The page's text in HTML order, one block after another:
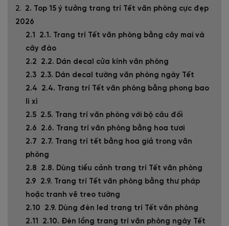
2. Top 15 ý tưởng trang trí Tết văn phòng cực đẹp
2026
2.1. Trang trí Tết văn phòng bằng cây mai và
cây đào
2.2. Dán decal cửa kính văn phòng
2.3. Dán decal tường văn phòng ngày Tết
2.4. Trang trí Tết văn phòng bằng phong bao
lì xì
2.5. Trang trí văn phòng với bộ câu đối
2.6. Trang trí văn phòng bằng hoa tươi
2.7. Trang trí tết bằng hoa giả trong văn
phòng
2.8. Dùng tiểu cảnh trang trí Tết văn phòng
2.9. Trang trí Tết văn phòng bằng thư pháp
hoặc tranh vẽ treo tường
2.9. Dùng đèn led trang trí Tết văn phòng
2.10. Đèn lồng trang trí văn phòng ngày Tết